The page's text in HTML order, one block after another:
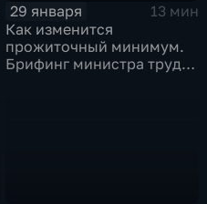
29 января
13 мин
Как изменится
прожиточный минимум.
Брифинг министра труда